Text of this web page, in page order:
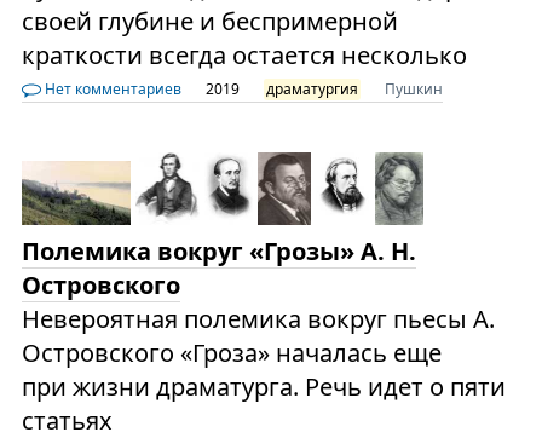
своей глубине и беспримерной
краткости всегда остается несколько
Нет комментариев 2019 драматургия Пушкин
Полемика вокруг «Грозы» А. Н.
Островского
Невероятная полемика вокруг пьесы А.
Островского «Гроза» началась еще
при жизни драматурга. Речь идет о пяти
статьях